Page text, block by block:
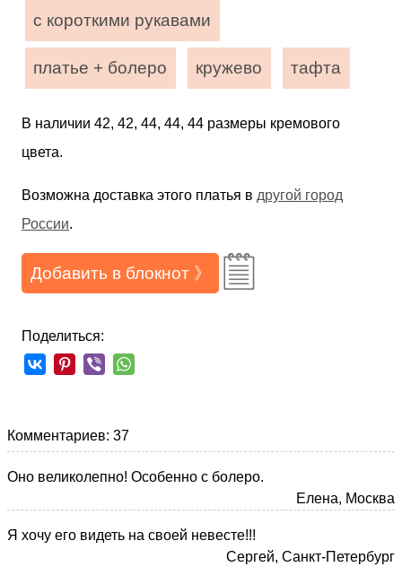
с короткими рукавами
платье + болеро кружево тафта
В наличии 42, 42, 44, 44, 44 размеры кремового
цвета.
Возможна доставка этого платья в другой город
России.
Добавить в блокнот 》
Поделиться:
Комментариев: 37
Оно великолепно! Особенно с болеро.
Елена, Москва
Я хочу его видеть на своей невесте!!!
Сергей, Санкт-Петербург